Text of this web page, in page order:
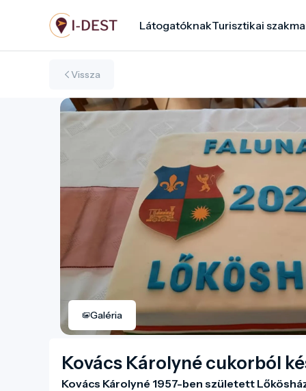
tartalomra
LátogatóknakTurisztikai
Vissza
Galéria
Kovács Károlyné cukorból
Kovács Károlyné 1957-ben született